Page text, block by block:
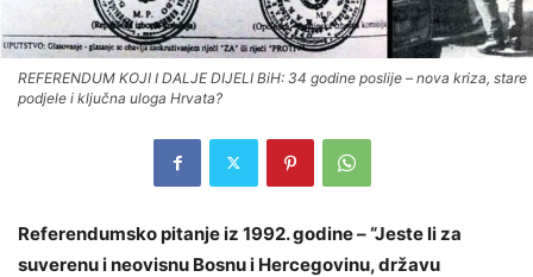
REFERENDUM KOJI I DALJE DIJELI BiH: 34 godine poslije – nova kriza, stare
podjele i ključna uloga Hrvata?
Referendumsko pitanje iz 1992. godine – “Jeste li za
suverenu i neovisnu Bosnu i Hercegovinu, državu